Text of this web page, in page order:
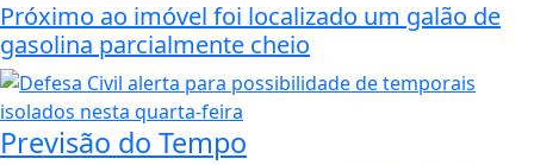
Próximo ao imóvel foi localizado um galão de
gasolina parcialmente cheio
Previsão do Tempo